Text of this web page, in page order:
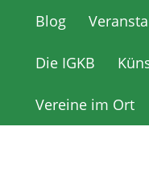
Blog
Die IGKB
Vereine im Ort
Blog
Die IGKB
Vereine im Ort